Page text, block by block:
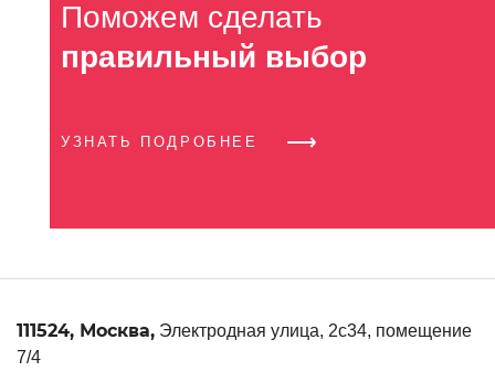
Поможем сделать
правильный выбор
УЗНАТЬ ПОДРОБНЕЕ
111524, Москва, Электродная улица, 2с34, помещение
7/4